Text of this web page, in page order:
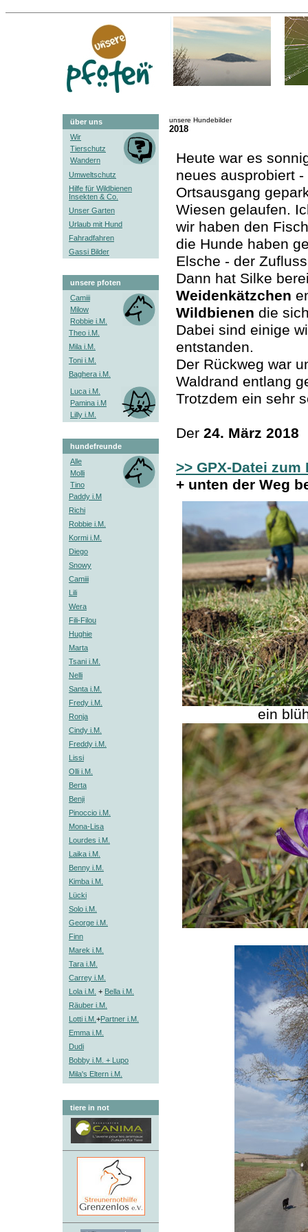
über uns
Wir
Tierschutz
Wandern
Umweltschutz
Hilfe für Wildbienen
Insekten & Co.
Unser Garten
Urlaub mit Hund
Fahradfahren
Gassi Bilder
unsere pfoten
Camiii
Milow
Robbie i.M.
Theo i.M.
Mila i.M.
Toni i.M.
Baghera i.M.
Luca i.M.
Pamina i.M
Lilly i.M.
hundefreunde
Alle
Molli
Tino
Paddy i.M
Richi
Robbie i.M.
Kormi i.M.
Diego
Snowy
Camiii
Lili
Wera
Fili-Filou
Hughie
Marta
Tsani i.M.
Nelli
Santa i.M.
Fredy i.M.
Ronja
Cindy i.M.
Freddy i.M.
Lissi
Olli i.M.
Berta
Benji
Pinoccio i.M.
Mona-Lisa
Lourdes i.M.
Laika i.M.
Benny i.M.
Kimba i.M.
Lücki
Solo i.M.
George i.M.
Finn
Marek i.M.
Tara i.M.
Carrey i.M.
Lola i.M. + Bella i.M.
Räuber i.M.
Lotti i.M. +Partner i.M.
Emma i.M.
Dudi
Bobby i.M. + Lupo
Mila's Eltern i.M.
tiere in not
unsere Hundebilder
2018
Heute war es
neues ausprobiert
Ortsausgang
Wiesen gelaufen.
wir haben den
die Hunde haben
Elsche - der
Dann hat Silke
Weidenkätzchen
Wildbienen die
Dabei sind einige
entstanden.
Der Rückweg war
Waldrand entlang
Trotzdem ein sehr
Der 24. März 2018
>> GPX-Datei zum
+ unten der Weg
ein